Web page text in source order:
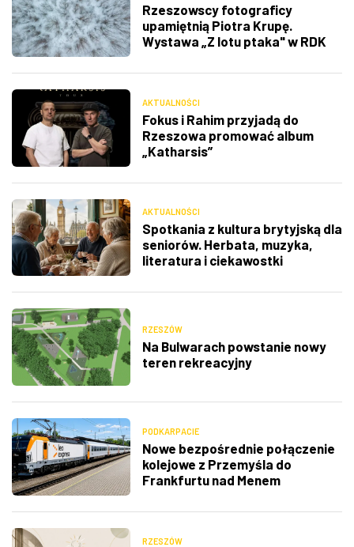
Rzeszowscy fotograficy
upamiętnią Piotra Krupę.
Wystawa „Z lotu ptaka" w RDK
AKTUALNOŚCI
Fokus i Rahim przyjadą do
Rzeszowa promować album
„Katharsis”
AKTUALNOŚCI
Spotkania z kultura brytyjską dla
seniorów. Herbata, muzyka,
literatura i ciekawostki
RZESZÓW
Na Bulwarach powstanie nowy
teren rekreacyjny
PODKARPACIE
Nowe bezpośrednie połączenie
kolejowe z Przemyśla do
Frankfurtu nad Menem
RZESZÓW